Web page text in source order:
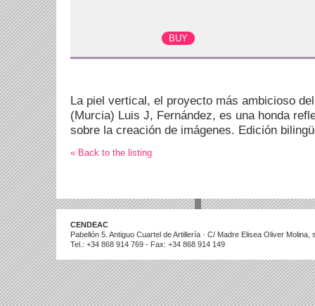
La piel vertical, el proyecto más ambicioso
(Murcia) Luis J, Fernández, es una honda
sobre la creación de imágenes. Edición
« Back to the listing
CENDEAC
Pabellón 5. Antiguo Cuartel de Artillería · C/ Madre Elisea Oliver
Tel.: +34 868 914 769 - Fax: +34 868 914 149